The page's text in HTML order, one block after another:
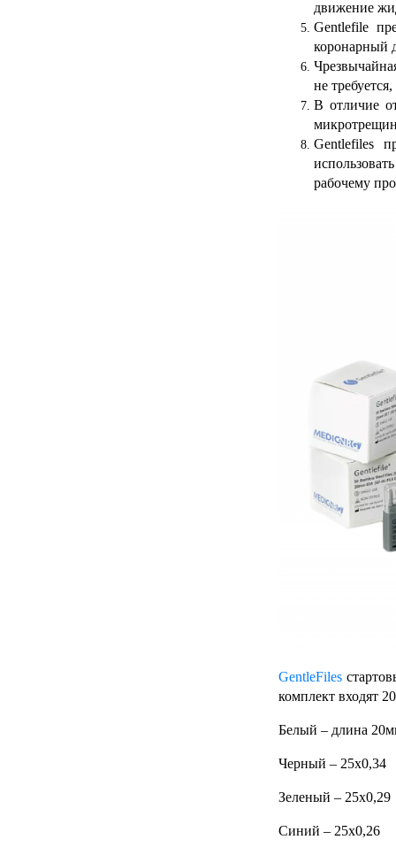
движение
Gentlefile
коронарный
не
В отличие
Gentlefiles
рабочему
GentleFiles
комплект входят
Белый – длина
Черный – 25х0,34
Зеленый – 25х0,29
Синий – 25х0,26